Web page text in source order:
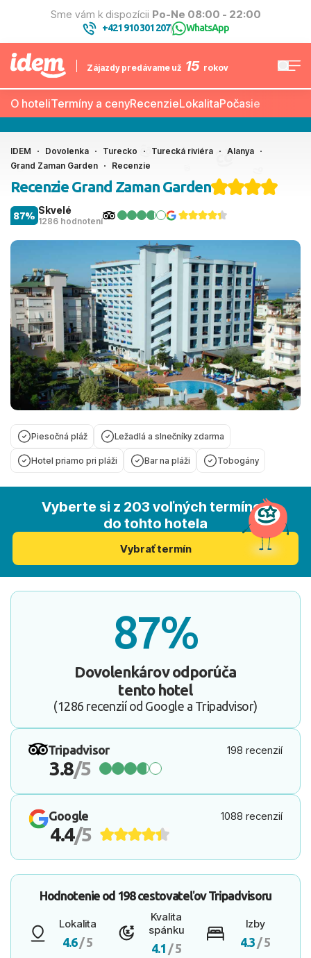
Sme vám k dispozícii Po-Ne 08:00 - 22:00
+421 910 301 207| WhatsApp
Zájazdy predávame už 15 rokov
O hoteliTermíny a cenyRecenzieLokalitaPočasie
IDEM Dovolenka Turecko Turecká riviéra
Alanya
Grand Zaman Garden
Recenzie
Recenzie Grand Zaman Garden
Skvelé
1286 hodnotení
87%
Piesočná pláž Ležadlá a slnečníky zdarma
Hotel priamo pri pláži Bar na pláži Tobogány
Vyberte si z 203 voľných termínov
do tohto hotela
Vybrať termín
87%
Dovolenkárov odporúča
tento hotel
(1286 recenzií od Google a Tripadvisor)
Tripadvisor 198 recenzií
3.8/5
Google 1088 recenzií
4.4/5
Hodnotenie od 198 cestovateľovTripadvisoru
Lokalita
4.6/ 5
Kvalita
spánku
4.1 / 5
Izby
4.3 / 5